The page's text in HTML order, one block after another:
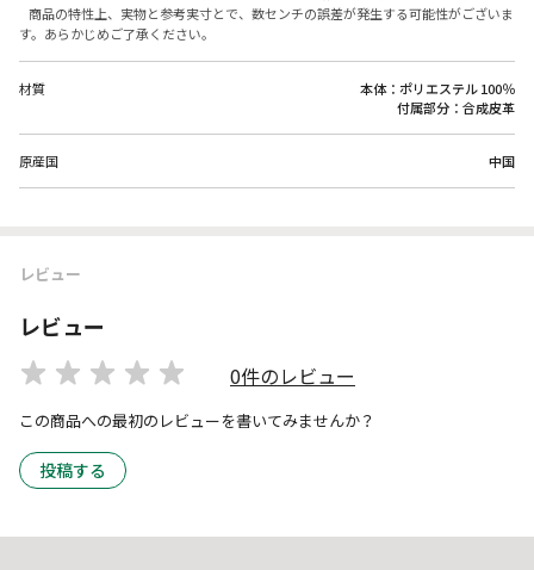
商品の特性上、実物と参考実寸とで、数センチの誤差が発生する可能性がございま
す。あらかじめご了承ください。
材質
本体：ポリエステル 100％
付属部分：合成皮革
原産国 中国
レビュー
レビュー
0件のレビュー
この商品への最初のレビューを書いてみませんか？
投稿する